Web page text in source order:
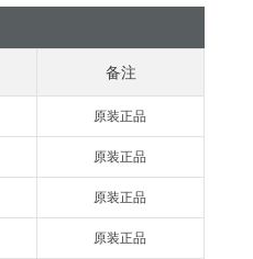
备注
原装正品
原装正品
原装正品
原装正品